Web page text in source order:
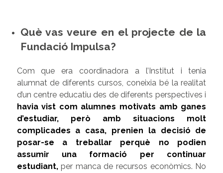
Què vas veure en el projecte de la
Fundació Impulsa?
Com que era coordinadora a l’Institut i tenia
alumnat de diferents cursos, coneixia bé la realitat
d’un centre educatiu des de diferents perspectives i
havia vist com alumnes motivats amb ganes
d’estudiar, però amb situacions molt
complicades a casa, prenien la decisió de
posar-se a treballar perquè no podien
assumir una formació per continuar
estudiant,per manca de recursos econòmics. No